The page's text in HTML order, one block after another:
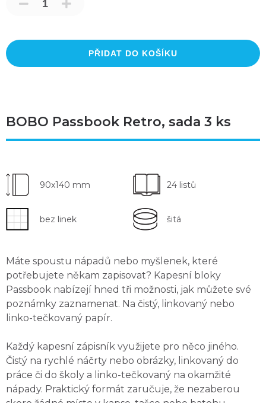
PŘIDAT DO KOŠÍKU
BOBO Passbook Retro, sada 3 ks
90x140 mm 24 listů
bez linek šitá
Máte spoustu nápadů nebo myšlenek, které
potřebujete někam zapisovat? Kapesní bloky
Passbook nabízejí hned tři možnosti, jak můžete své
poznámky zaznamenat. Na čistý, linkovaný nebo
linko-tečkovaný papír.
Každý kapesní zápisník využijete pro něco jiného.
Čistý na rychlé náčrty nebo obrázky, linkovaný do
práce či do školy a linko-tečkovaný na okamžité
nápady. Praktický formát zaručuje, že nezaberou